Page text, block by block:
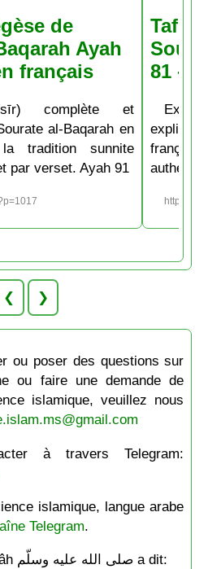
de
Ayah
français
complète et
al-Baqarah en
tradition sunnite
par verset. Ayah 91
Tafsir
81 -
https://
❮ ❯
ou poser des questions sur
ou faire une demande de
islamique, veuillez nous
à travers Telegram:
islamique, langue arabe
Telegram.
Le Messager de Allâh صلى الله عليه وسلّم a dit: